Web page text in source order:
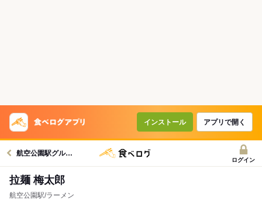
インストール アプリで開く
航空公園駅グルメへ
ログイン
拉麺 梅太郎
航空公園駅/ラーメン